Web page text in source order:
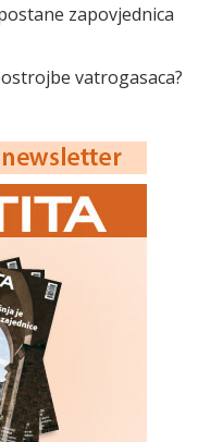
zapovjednica
vatrogasaca?